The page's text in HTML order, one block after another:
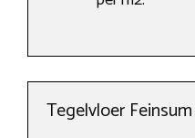
Tegelvloer Feinsum